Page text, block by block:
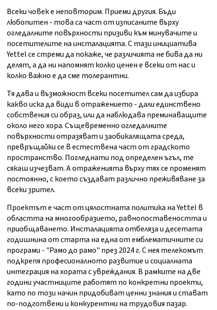
Всеки човек е неповторим. Приеми другия. Бъди
любопитен - това са част от изписаните върху
огледалните повърхности призиви към минувачите и
посетителите на инсталацията. С тази инициатива
Yettel се стреми да покаже, че различията не бива да ни
делят, а да ни напомнят колко ценен е всеки от нас и
колко важно е да сме толерантни.
Тя дава и възможност всеки посетител сам да избира
какво иска да види в отражението - дали единствено
собствения си образ, или да наблюдава преминаващите
около него хора. Същевременно огледалните
повърхности отразяват и заобикалящата среда,
превръщайки се в естествена част от градското
пространство. Погледнати под определен ъгъл, те
сякаш изчезват. А отраженията върху тях се променят
постоянно, с което създават различно преживяване за
всеки зрител.
Проектът е част от цялостната политика на Yettel в
областта на многообразието, равнопоставеността и
приобщаването. Инсталацията отбеляза и десетата
годишнина от старта на една от емблематичните си
програми - "Рамо до рамо" през 2024 г. С нея телекомът
подкрепя професионалното развитие и социалната
интеграция на хората с увреждания. В рамките на две
години участниците работят по конкретни проекти,
като по този начин придобиват ценни знания и стават
по-подготвени и конкурентни на трудовия пазар.